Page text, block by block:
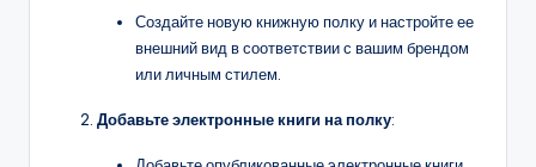
Создайте новую книжную полку и настройте ее
внешний вид в соответствии с вашим брендом
или личным стилем.
Добавьте электронные книги на полку: